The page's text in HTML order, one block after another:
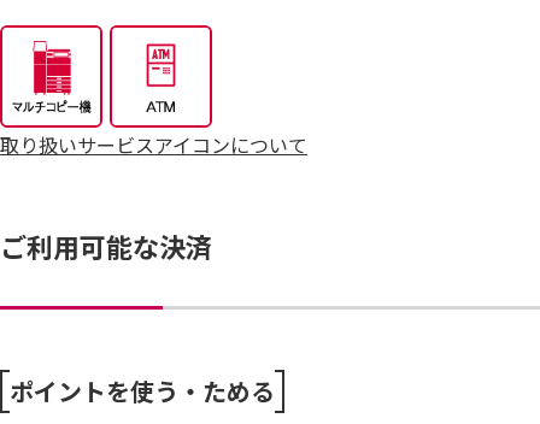
取り扱いサービスアイコンについて
ご利用可能な決済
ポイントを使う・ためる